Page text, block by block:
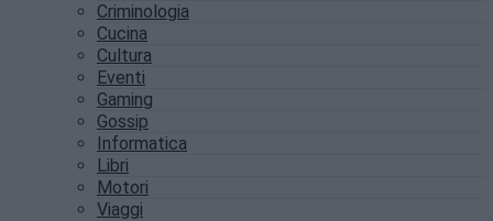
Criminologia
Cucina
Cultura
Eventi
Gaming
Gossip
Informatica
Libri
Motori
Viaggi